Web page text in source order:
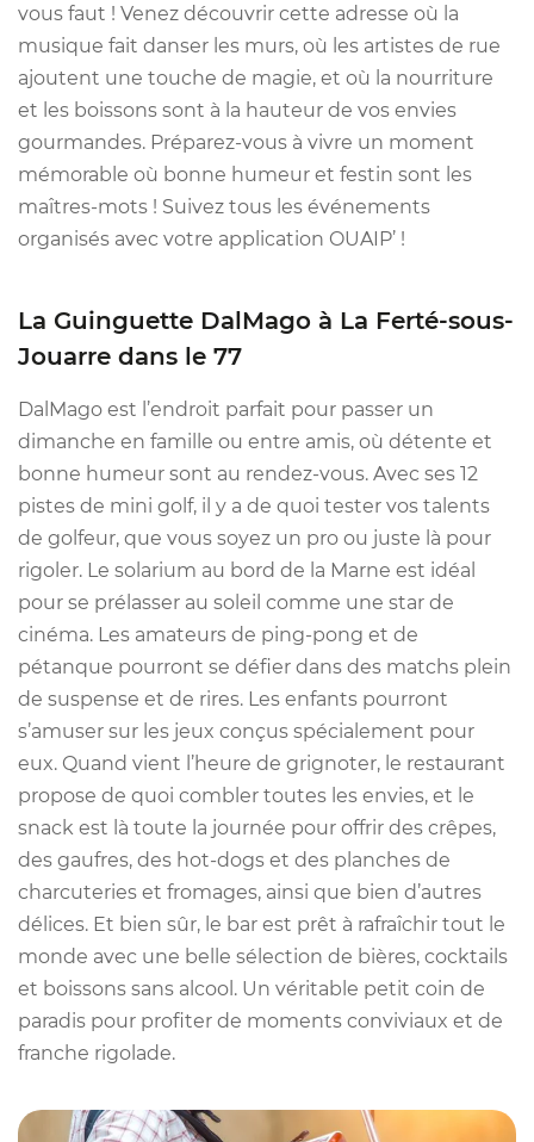
vous faut ! Venez découvrir cette adresse où la
musique fait danser les murs, où les artistes de rue
ajoutent une touche de magie, et où la nourriture
et les boissons sont à la hauteur de vos envies
gourmandes. Préparez-vous à vivre un moment
mémorable où bonne humeur et festin sont les
maîtres-mots ! Suivez tous les événements
organisés avec votre application OUAIP’ !
La Guinguette DalMago à La Ferté-sous-
Jouarre dans le 77
DalMago est l’endroit parfait pour passer un
dimanche en famille ou entre amis, où détente et
bonne humeur sont au rendez-vous. Avec ses 12
pistes de mini golf, il y a de quoi tester vos talents
de golfeur, que vous soyez un pro ou juste là pour
rigoler. Le solarium au bord de la Marne est idéal
pour se prélasser au soleil comme une star de
cinéma. Les amateurs de ping-pong et de
pétanque pourront se défier dans des matchs plein
de suspense et de rires. Les enfants pourront
s’amuser sur les jeux conçus spécialement pour
eux. Quand vient l’heure de grignoter, le restaurant
propose de quoi combler toutes les envies, et le
snack est là toute la journée pour offrir des crêpes,
des gaufres, des hot-dogs et des planches de
charcuteries et fromages, ainsi que bien d’autres
délices. Et bien sûr, le bar est prêt à rafraîchir tout le
monde avec une belle sélection de bières, cocktails
et boissons sans alcool. Un véritable petit coin de
paradis pour profiter de moments conviviaux et de
franche rigolade.